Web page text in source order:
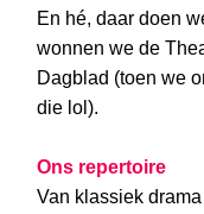
En hé, daar doen
wonnen we de
Dagblad (toen we
die lol).
Ons repertoire
Van klassiek